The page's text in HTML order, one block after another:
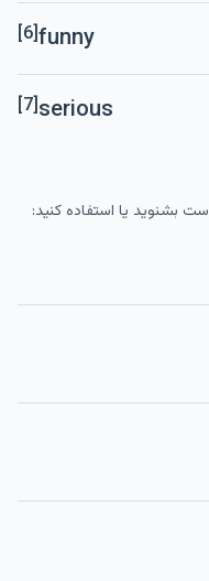
[6]funny
[7]serious
بشنوید یا استفاده کنید: